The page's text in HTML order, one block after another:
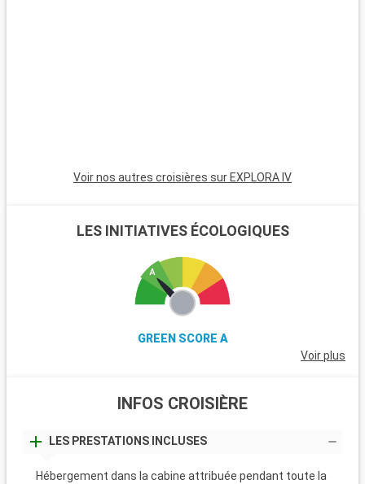
Voir nos autres croisières sur EXPLORA IV
LES INITIATIVES ÉCOLOGIQUES
GREEN SCORE A
Voir plus
INFOS CROISIÈRE
LES PRESTATIONS INCLUSES
Hébergement dans la cabine attribuée pendant toute la